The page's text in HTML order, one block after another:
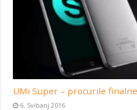
UMi Super – procurile
6. Svibanj 2016